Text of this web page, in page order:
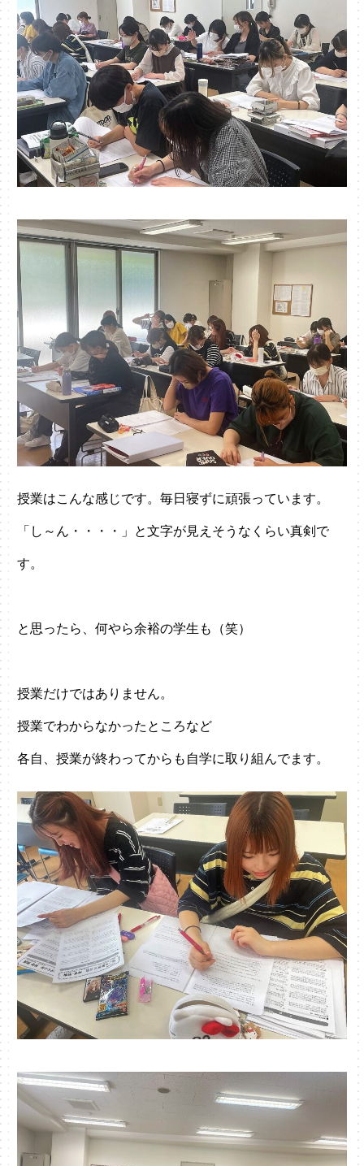
授業はこんな感じです。毎日寝ずに頑張っています。
「し～ん・・・・」と文字が見えそうなくらい真剣で
す。
と思ったら、何やら余裕の学生も（笑）
授業だけではありません。
授業でわからなかったところなど
各自、授業が終わってからも自学に取り組んでます。